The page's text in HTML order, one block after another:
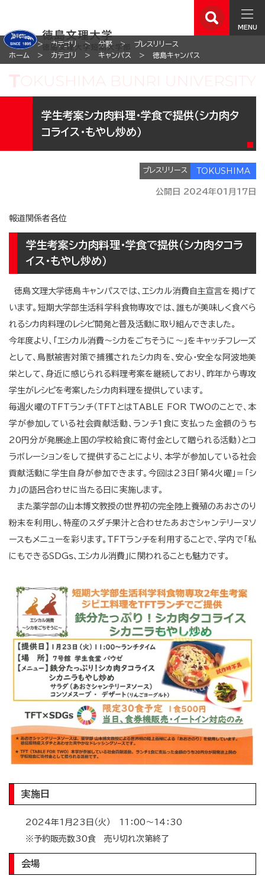
MENU
ホーム カテゴリ 分野
プレスリリース
ホーム
カテゴリ キャンパス 徳島キャンパス
学生考案シカ肉料理・学食で提供（シカ肉タ
コライス・もやし炒め）
プレスリリース
公開日 2024年01月17日
報道関係者各位
学生考案シカ肉料理・学食で提供（シカ肉タコラ
イス・もやし炒め）
徳島文理大学徳島キャンパスでは、エシカル消費自主宣言を掲げて
います。短期大学部生活科学科食物専攻では、誰もが美味しく食べら
れるシカ肉料理のレシピ開発と普及活動に取り組んできました。
今年度より、「エシカル消費～シカをごちそうに～」をキャッチフレーズ
として、鳥獣被害対策で捕獲されたシカ肉を、安心・安全な阿波地美
栄として、身近に感じられる料理考案を継続しており、昨年から専攻
学生がレシピを考案したシカ肉料理を提供しています。
毎週火曜のTFTランチ（TFTとはTABLE FOR TWOのことで、本
学が参加している社会貢献活動、ランチ1食に支払った金額のうち
20円分が発展途上国の学校給食に寄付金として贈られる活動）とコ
ラボレーションをして提供することにより、本学が参加している社会
貢献活動に学生自身が参加できます。今回は23日「第4火曜」＝「シ
カ」の語呂合わせに当たる日に実施します。
また薬学部の山本博文教授の世界初の完全陸上養殖のあおさのり
粉末を利用し、特産のスダチ果汁と合わせたあおさシャンテリーヌソ
ースもメニューを彩ります。TFTランチを利用することで、学内で「私
にもできるSDGｓ、エシカル消費」に関われることも魅力です。
実施日
2024年1月23日（火） 11：00～14：30
※予約販売数30食 売り切れ次第終了
会場